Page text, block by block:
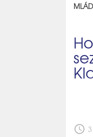
schedule